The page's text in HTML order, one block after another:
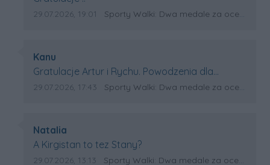
Data dodania komentarza:
29.07.2026, 19:01 Źródło komentarza:
Sporty Walki: Dwa medale za oceanem
Autor komentarza:
Kanu
Treść komentarza:
Gratulacje Artur i Rychu. Powodzenia dla
Kirgistanu.
Data dodania komentarza:
29.07.2026, 17:43 Źródło komentarza:
Sporty Walki: Dwa medale za oceanem
Autor komentarza:
Natalia
Treść komentarza:
A Kirgistan to tez Stany?
Data dodania komentarza:
29.07.2026, 13:13 Źródło komentarza:
Sporty Walki: Dwa medale za oceanem